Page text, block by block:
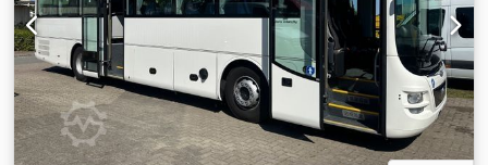
lukk, haagise haakeseade, istmesoojendus, kabiin,
keskne lukustus, kiirusehoidja, kliimaseade, kraana,
madal müratase, nelikvedu, pardaarvuti, roolivõimendi,
seisuküte, täiendavad esitulede, udutuled,